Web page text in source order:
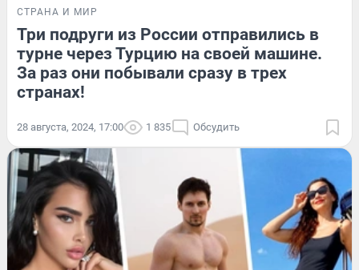
СТРАНА И МИР
Три подруги из России отправились в
турне через Турцию на своей машине.
За раз они побывали сразу в трех
странах!
28 августа, 2024, 17:00 1 835 Обсудить